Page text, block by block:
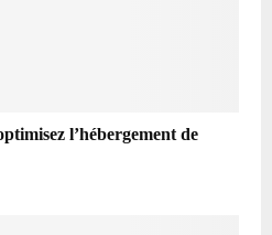
l’hébergement de